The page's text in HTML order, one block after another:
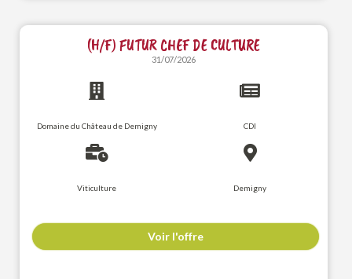
(H/F) FUTUR CHEF DE CULTURE
31/07/2026
Domaine du Château de Demigny CDI
Viticulture Demigny
Voir l'offre